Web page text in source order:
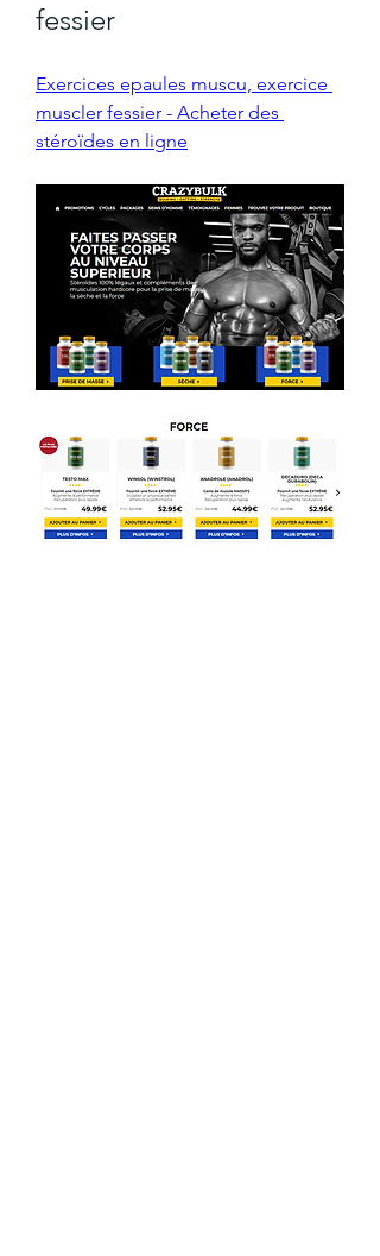
fessier
Exercices epaules muscu, exercice
muscler fessier - Acheter des
stéroïdes en ligne